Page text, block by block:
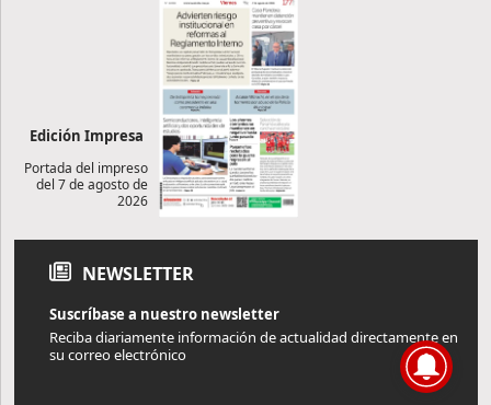
Edición Impresa
Portada del impreso
del 7 de agosto de
2026
NEWSLETTER
Suscríbase a nuestro newsletter
Reciba diariamente información de actualidad directamente en
su correo electrónico